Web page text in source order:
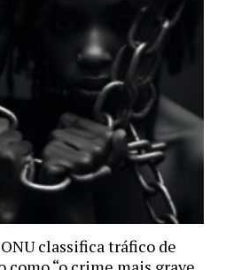
classifica tráfico de